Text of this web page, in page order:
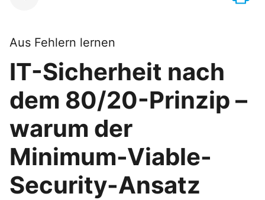
Aus Fehlern lernen
IT-Sicherheit nach
dem 80/20-Prinzip –
warum der
Minimum-Viable-
Security-Ansatz